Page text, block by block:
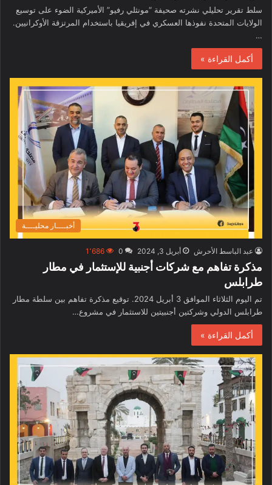
سلط تقرير تحليلي نشرته صحيفة “مونثلي رفيو” الأميركية الضوء على توسيع
الولايات المتحدة نفوذها العسكري في إفريقيا باستخدام المرتزقة الأوكرانيين.
…
أكمل القراءة »
أخبــــار محليــــة
عبد الباسط الأحرش أبريل 3, 2024 0 1٬686
مذكرة تفاهم مع شركات أجنبية للإستثمار في مطار
طرابلس
تم اليوم الثلاثاء الموافق 3 أبريل 2024. توقيع مذكرة تفاهم بين سلطة مطار
طرابلس الدولي وشركتين أجنبيتين للاستثمار في مشروع…
أكمل القراءة »